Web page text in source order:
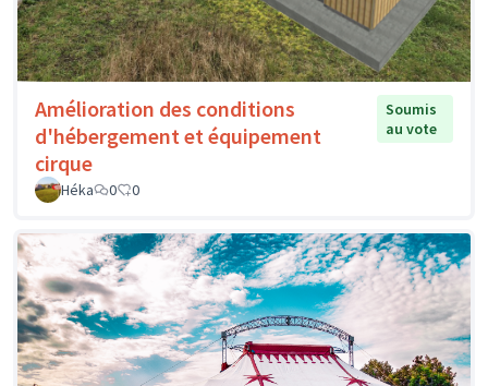
Amélioration des conditions
d'hébergement et équipement
cirque
Soumis
au vote
Héka 0 0